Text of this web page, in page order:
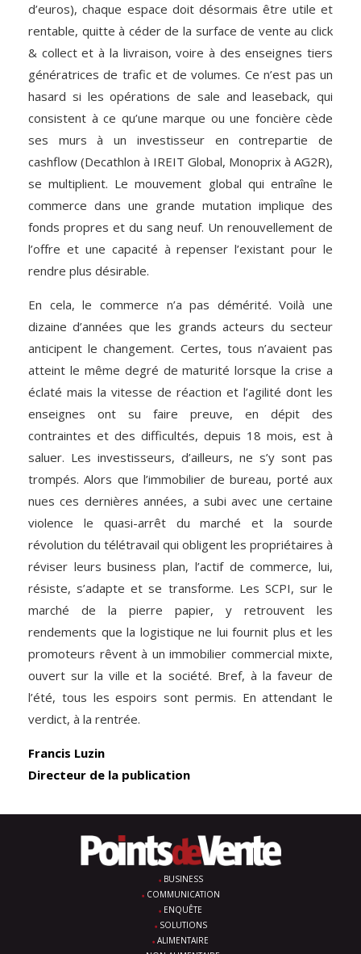
d’euros), chaque espace doit désormais être utile et
rentable, quitte à céder de la surface de vente au click
& collect et à la livraison, voire à des enseignes tiers
génératrices de trafic et de volumes. Ce n’est pas un
hasard si les opérations de sale and leaseback, qui
consistent à ce qu’une marque ou une foncière cède
ses murs à un investisseur en contrepartie de
cashflow (Decathlon à IREIT Global, Monoprix à AG2R),
se multiplient. Le mouvement global qui entraîne le
commerce dans une grande mutation implique des
fonds propres et du sang neuf. Un renouvellement de
l’offre et une capacité à repenser l’existant pour le
rendre plus désirable.
En cela, le commerce n’a pas démérité. Voilà une
dizaine d’années que les grands acteurs du secteur
anticipent le changement. Certes, tous n’avaient pas
atteint le même degré de maturité lorsque la crise a
éclaté mais la vitesse de réaction et l’agilité dont les
enseignes ont su faire preuve, en dépit des
contraintes et des difficultés, depuis 18 mois, est à
saluer. Les investisseurs, d’ailleurs, ne s’y sont pas
trompés. Alors que l’immobilier de bureau, porté aux
nues ces dernières années, a subi avec une certaine
violence le quasi-arrêt du marché et la sourde
révolution du télétravail qui obligent les propriétaires à
réviser leurs business plan, l’actif de commerce, lui,
résiste, s’adapte et se transforme. Les SCPI, sur le
marché de la pierre papier, y retrouvent les
rendements que la logistique ne lui fournit plus et les
promoteurs rêvent à un immobilier commercial mixte,
ouvert sur la ville et la société. Bref, à la faveur de
l’été, tous les espoirs sont permis. En attendant le
verdict, à la rentrée.
Francis Luzin
Directeur de la publication
BUSINESS
COMMUNICATION
ENQUÊTE
SOLUTIONS
ALIMENTAIRE